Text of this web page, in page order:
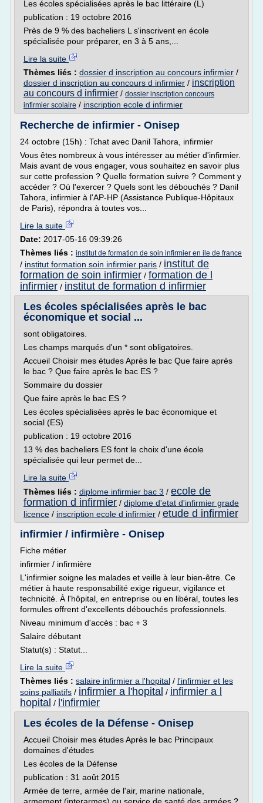
Les écoles spécialisées après le bac littéraire (L)
publication : 19 octobre 2016
Près de 9 % des bacheliers L s'inscrivent en école
spécialisée pour préparer, en 3 à 5 ans,...
Lire la suite
Thèmes liés : dossier d inscription au concours infirmier /
dossier d inscription au concours d infirmier / inscription
au concours d infirmier / dossier inscription concours
infirmier scolaire / inscription ecole d infirmier
Recherche de infirmier - Onisep
24 octobre (15h) : Tchat avec Danil Tahora, infirmier
Vous êtes nombreux à vous intéresser au métier d'infirmier.
Mais avant de vous engager, vous souhaitez en savoir plus
sur cette profession ? Quelle formation suivre ? Comment y
accéder ? Où l'exercer ? Quels sont les débouchés ? Danil
Tahora, infirmier à l'AP-HP (Assistance Publique-Hôpitaux
de Paris), répondra à toutes vos...
Lire la suite
Date: 2017-05-16 09:39:26
Thèmes liés : institut de formation de soin infirmier en ile de france
/ institut formation soin infirmier paris / institut de
formation de soin infirmier / formation de l
infirmier / institut de formation d infirmier
Les écoles spécialisées après le bac
économique et social ...
sont obligatoires.
Les champs marqués d'un * sont obligatoires.
Accueil Choisir mes études Après le bac Que faire après
le bac ? Que faire après le bac ES ?
Sommaire du dossier
Que faire après le bac ES ?
Les écoles spécialisées après le bac économique et
social (ES)
publication : 19 octobre 2016
13 % des bacheliers ES font le choix d'une école
spécialisée qui leur permet de...
Lire la suite
Thèmes liés : diplome infirmier bac 3 / ecole de
formation d infirmier / diplome d'etat d'infirmier grade
licence / inscription ecole d infirmier / etude d infirmier
infirmier / infirmière - Onisep
Fiche métier
infirmier / infirmière
L'infirmier soigne les malades et veille à leur bien-être. Ce
métier à haute responsabilité exige rigueur, vigilance et
technicité. À l'hôpital, en entreprise ou en libéral, toutes les
formules offrent d'excellents débouchés professionnels.
Niveau minimum d'accès : bac + 3
Salaire débutant
Statut(s) : Statut...
Lire la suite
Thèmes liés : salaire infirmier a l'hopital / l'infirmier et les
soins palliatifs / infirmier a l'hopital / infirmier a l
hopital / l'infirmier
Les écoles de la Défense - Onisep
Accueil Choisir mes études Après le bac Principaux
domaines d'études
Les écoles de la Défense
publication : 31 août 2015
Armée de terre, armée de l'air, marine nationale,